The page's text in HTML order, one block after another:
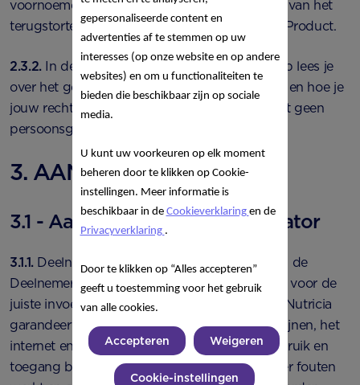
voornoemde met als doel het mogelijk maken van het
terugstorten van het aankoopbedrag van het Product.
2.3.2. In de privacyverklaring van de Tikkie app lees je
over het gebruik van jouw persoonsgegevens en hoe je
jouw rechten kan uitoefenen. Nutricia verwerkt geen
persoonsgegevens in het kader van de Actie.
3. AANSPRAKELIJKHEID
3.1 - Aansprakelijkheid Organisator
3.1.1. Deelname geschiedt voor eigen risico van de
Deelnemer. Deelnemer is zelf verantwoordelijk voor de
juiste invoer en de verzending van gegevens. Nutricia
garandeert onder andere niet dat de telefoonlijnen, het
internet en/of andere netwerken optimaal gebruik en
toegang bieden en/of dat haar website zonder fouten
gepersonaliseerde content en
advertenties af te stemmen op uw
interesses (op onze website en op andere
websites) en om u functionaliteiten te
bieden die beschikbaar zijn op sociale
media.
U kunt uw voorkeuren op elk moment
beheren door te klikken op Cookie-
instellingen. Meer informatie is
beschikbaar in de Cookieverklaring en de
Privacyverklaring .
Door te klikken op “Alles accepteren”
geeft u toestemming voor het gebruik
van alle cookies.
Accepteren Weigeren
Cookie-instellingen